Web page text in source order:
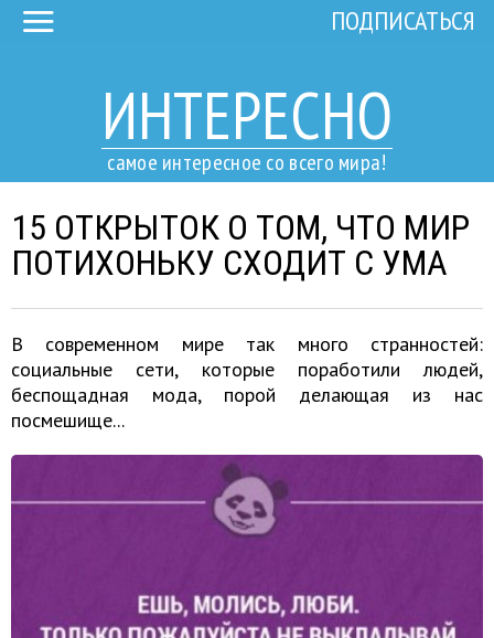
ИНТЕРЕСНО
самое интересное со всего мира!
ПОДПИСАТЬСЯ
15 ОТКРЫТОК О ТОМ, ЧТО МИР
ПОТИХОНЬКУ СХОДИТ С УМА
В современном мире так много странностей:
социальные сети, которые поработили людей,
беспощадная мода, порой делающая из нас
посмешище...